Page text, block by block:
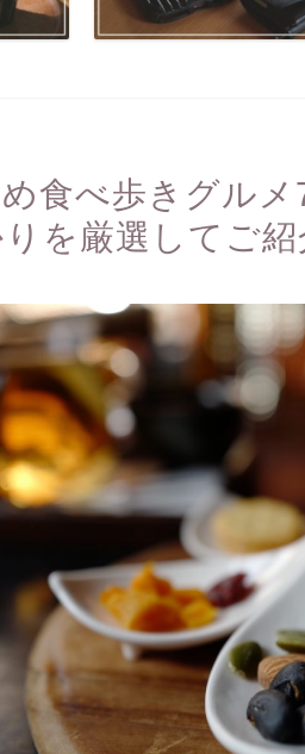
め食べ歩きグル
を厳選してご紹